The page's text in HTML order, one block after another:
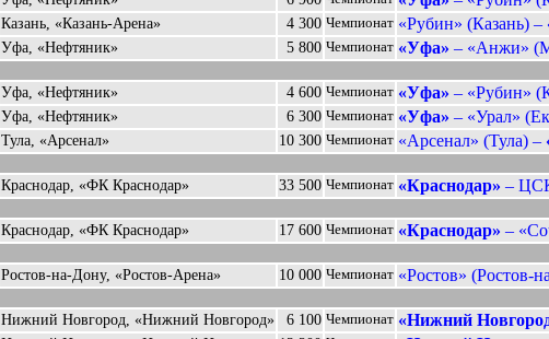
Казань, «Казань-Арена» 4 300 Чемпионат «Рубин» (Казань) –
Уфа, «Нефтяник» 5 800 Чемпионат «Уфа» – «Анжи»
Уфа, «Нефтяник» 4 600 Чемпионат «Уфа» – «Рубин»
Уфа, «Нефтяник» 6 300 Чемпионат «Уфа» – «Урал»
Тула, «Арсенал» 10 300 Чемпионат «Арсенал» (Тула) –
Краснодар, «ФК Краснодар» 33 500 Чемпионат «Краснодар» –
Краснодар, «ФК Краснодар» 17 600 Чемпионат «Краснодар» –
Ростов-на-Дону, «Ростов-Арена» 10 000 Чемпионат «Ростов» (Ростов-
Нижний Новгород, «Нижний Новгород» 6 100 Чемпионат «Нижний